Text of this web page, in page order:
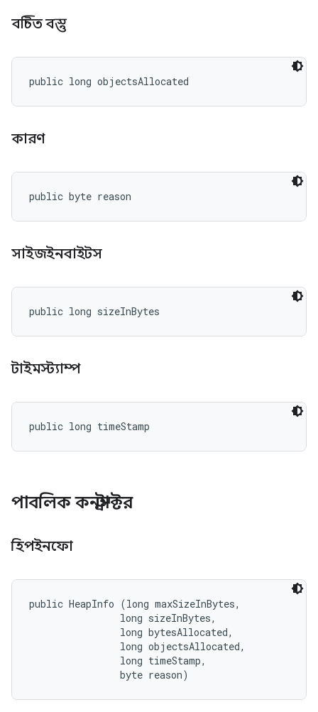
বন্টিত বস্তু
public long objectsAllocated
কারণ
public byte reason
সাইজইনবাইটস
public long sizeInBytes
টাইমস্ট্যাম্প
public long timeStamp
পাবলিক কনস্ট্রাক্টর
হিপইনফো
public HeapInfo (long maxSizeInBytes,
                long sizeInBytes,
                long bytesAllocated,
                long objectsAllocated,
                long timeStamp,
                byte reason)